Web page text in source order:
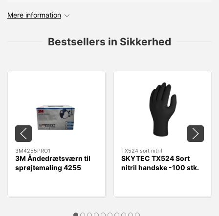
Mere information
Bestsellers in Sikkerhed
3M4255PRO1
3M Åndedrætsværn til
sprøjtemaling 4255
TX524 sort nitril
SKYTEC TX524 Sort
nitril handske -100 stk.